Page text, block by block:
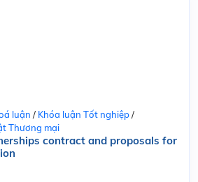
luận / Khóa luận Tốt nghiệp/
Thương mại
contract and proposals for